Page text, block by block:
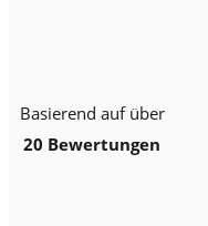
Basierend auf über
20 Bewertungen